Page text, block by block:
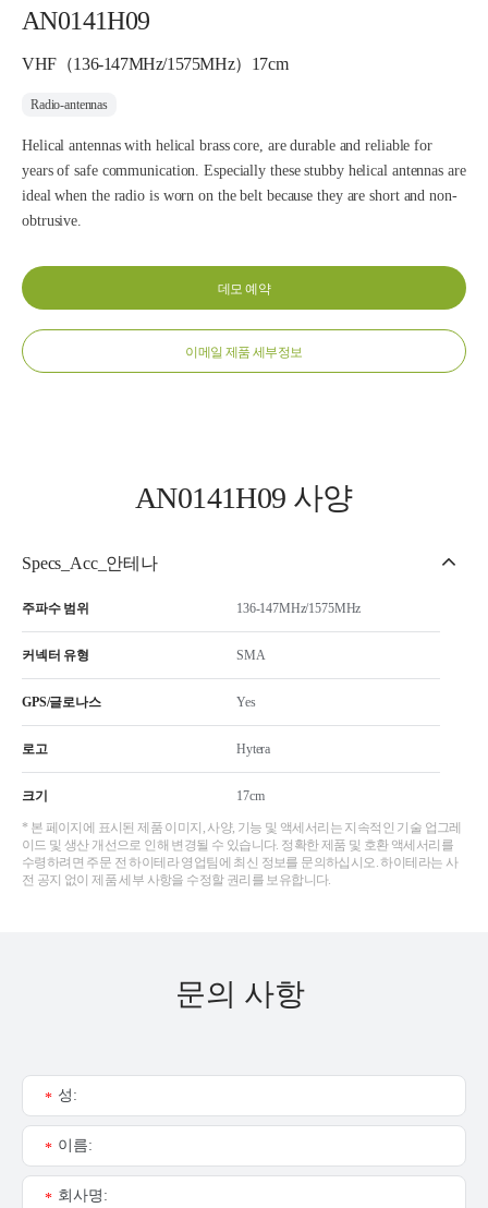
AN0141H09
VHF（136-147MHz/1575MHz）17cm
Radio-antennas
Helical antennas with helical brass core, are durable and reliable for
years of safe communication. Especially these stubby helical antennas are
ideal when the radio is worn on the belt because they are short and non-
obtrusive.
데모 예약
이메일 제품 세부정보
AN0141H09 사양
Specs_Acc_안테나
주파수 범위 136-147MHz/1575MHz
커넥터 유형 SMA
GPS/글로나스 Yes
로고 Hytera
크기 17cm
* 본 페이지에 표시된 제품 이미지, 사양, 기능 및 액세서리는 지속적인 기술 업그레
이드 및 생산 개선으로 인해 변경될 수 있습니다. 정확한 제품 및 호환 액세서리를
수령하려면 주문 전 하이테라 영업팀에 최신 정보를 문의하십시오. 하이테라는 사
전 공지 없이 제품 세부 사항을 수정할 권리를 보유합니다.
문의 사항
성:
*
이름:
*
회사명:
*